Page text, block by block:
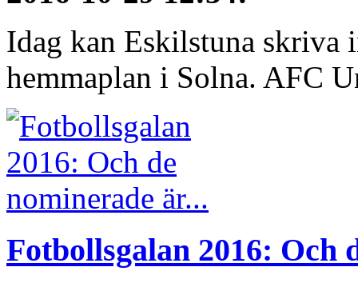
Idag kan Eskilstuna skriva
hemmaplan i Solna. AFC
Fotbollsgalan 2016: Och